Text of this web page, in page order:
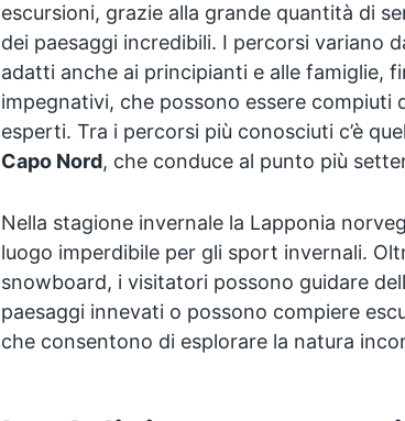
escursioni, grazie alla grande quantità di
dei paesaggi incredibili. I percorsi variano
adatti anche ai principianti e alle famiglie,
impegnativi, che possono essere compiuti
esperti. Tra i percorsi più conosciuti c’è
Capo Nord, che conduce al punto più
Nella stagione invernale la Lapponia
luogo imperdibile per gli sport invernali.
snowboard, i visitatori possono guidare
paesaggi innevati o possono compiere
che consentono di esplorare la natura